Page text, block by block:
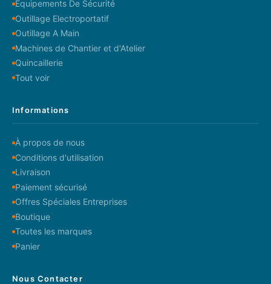
Equipements De Sécurité
Outillage Electroportatif
Outillage A Main
Machines de Chantier et d'Atelier
Quincaillerie
Tout voir
Informations
À propos de nous
Conditions d'utilisation
Livraison
Paiement sécurisé
Offres Spéciales Entreprises
Boutique
Toutes les marques
Panier
Nous Contacter